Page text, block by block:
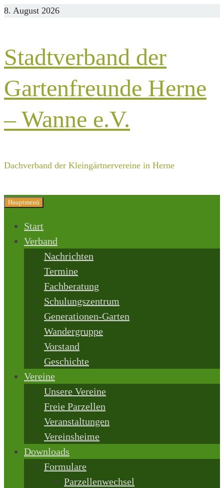
Zurück
8. August 2026
Stadtverband der
Gartenfreunde Herne
– Wanne e.V.
Dachverband der Kleingärtnervereine in Herne
Hauptmenü
Start
Verband
Nachrichten
Termine
Fachberatung
Schulungszentrum
Generationen-Garten
Wandergruppe
Vorstand
Geschichte
Vereine
Unsere Vereine
Freie Parzellen
Veranstaltungen
Vereinsheime
Downloads
Formulare
Parzellenwechsel